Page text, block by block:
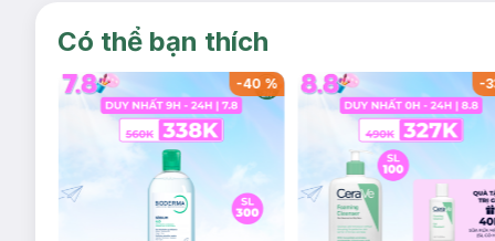
Có thể bạn thích
-40 % -